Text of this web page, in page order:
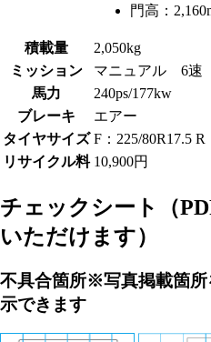
門高：
積載量
2,050kg
ミッション
マニュアル 6速
馬力
240ps/177kw
ブレーキ
エアー
タイヤサイズ F：225/80R17.5 R
リサイクル料 10,900円
チェックシート
（
いただけます）
不具合箇所※写真掲載箇所
示できます